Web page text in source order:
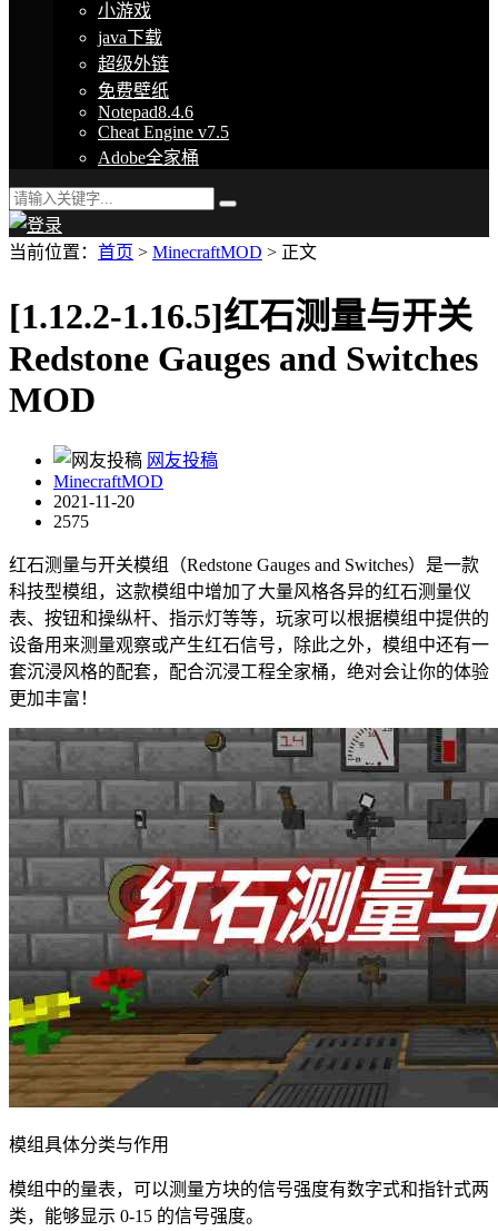
小游戏
java下载
超级外链
免费壁纸
Notepad8.4.6
Cheat Engine v7.5
Adobe全家桶
当前位置： 首页 > MinecraftMOD > 正文
[1.12.2-1.16.5]红石测量与开关
Redstone Gauges and Switches
MOD
网友投稿
MinecraftMOD
2021-11-20
2575
红石测量与开关模组（Redstone Gauges and Switches）是一款
科技型模组，这款模组中增加了大量风格各异的红石测量仪
表、按钮和操纵杆、指示灯等等，玩家可以根据模组中提供的
设备用来测量观察或产生红石信号，除此之外，模组中还有一
套沉浸风格的配套，配合沉浸工程全家桶，绝对会让你的体验
更加丰富！
模组具体分类与作用
模组中的量表，可以测量方块的信号强度有数字式和指针式两
类，能够显示 0-15 的信号强度。